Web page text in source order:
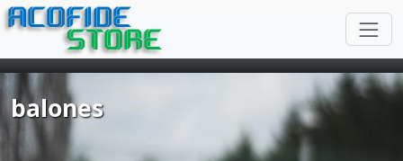
ACOFIDE
STORE
balones